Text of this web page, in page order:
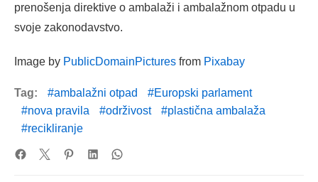
prenošenja direktive o ambalaži i ambalažnom otpadu u
svoje zakonodavstvo.
Image by PublicDomainPictures from Pixabay
Tag: ambalažni otpad
Europski parlament
nova pravila
održivost
plastična ambalaža
recikliranje